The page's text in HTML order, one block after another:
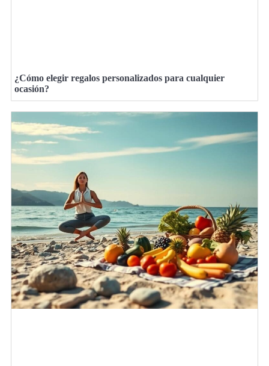
¿Cómo elegir regalos personalizados para cualquier
ocasión?